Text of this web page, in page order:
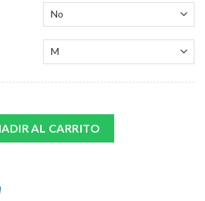
NUMERO-COLOR 4 cantidad
AL CARRITO